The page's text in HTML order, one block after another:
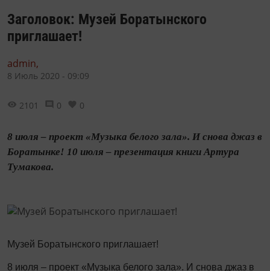
Заголовок: Музей Боратынского
приглашает!
admin,
8 Июль 2020 - 09:09
2101 0 0
8 июля – проект «Музыка белого зала». И снова джаз в
Боратынке! 10 июля – презентация книги Артура
Тумакова.
Музей Боратынского приглашает!
8 июля – проект «Музыка белого зала». И снова джаз в